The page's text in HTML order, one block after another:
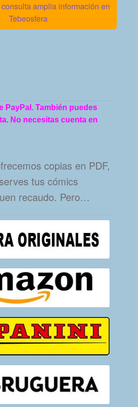
amplia información en
Tebeosfera
PayPal. También puedes
No necesitas cuenta en
copias en PDF,
tus cómics
recaudo. Pero…